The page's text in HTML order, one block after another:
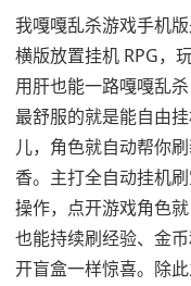
我嘎嘎乱杀游戏手机
横版放置挂机 RPG，
用肝也能一路嘎嘎乱
最舒服的就是能自由
儿，角色就自动帮你
香。主打全自动挂机
操作，点开游戏角色
也能持续刷经验、金
开盲盒一样惊喜。除